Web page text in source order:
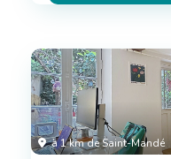
à 1 km de Saint-Mandé